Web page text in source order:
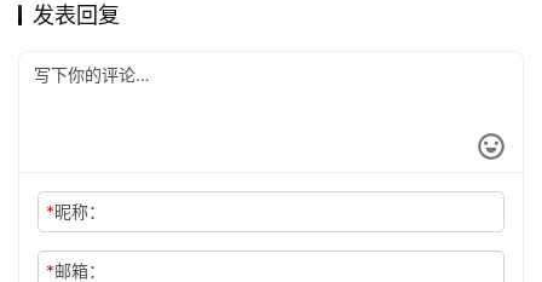
发表回复
*昵称：
*邮箱：